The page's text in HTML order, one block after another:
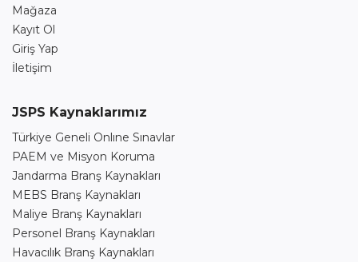
Mağaza
Kayıt Ol
Giriş Yap
İletişim
JSPS Kaynaklarımız
Türkiye Geneli Onlıne Sınavlar
PAEM ve Misyon Koruma
Jandarma Branş Kaynakları
MEBS Branş Kaynakları
Maliye Branş Kaynakları
Personel Branş Kaynakları
Havacılık Branş Kaynakları